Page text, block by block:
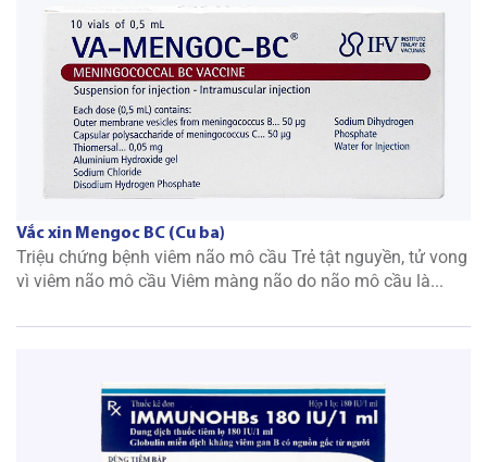
Vắc xin Mengoc BC (Cu ba)
Triệu chứng bệnh viêm não mô cầu Trẻ tật nguyền, tử vong
vì viêm não mô cầu Viêm màng não do não mô cầu là...